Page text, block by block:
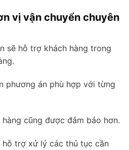
vị vận chuyển chuyên
sẽ hỗ trợ khách hàng trong
phương án phù hợp với từng
cũng được đảm bảo hơn.
trợ xử lý các thủ tục cần